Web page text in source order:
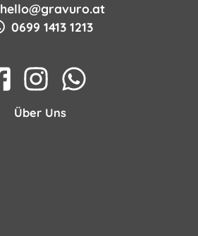
hello@gravuro.at
0699 1413 1213
Über Uns